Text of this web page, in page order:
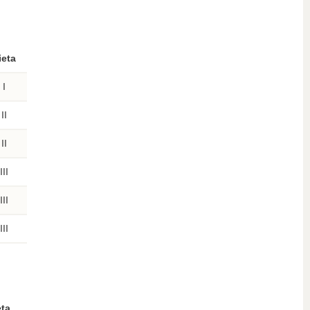
I
II
II
III
III
III